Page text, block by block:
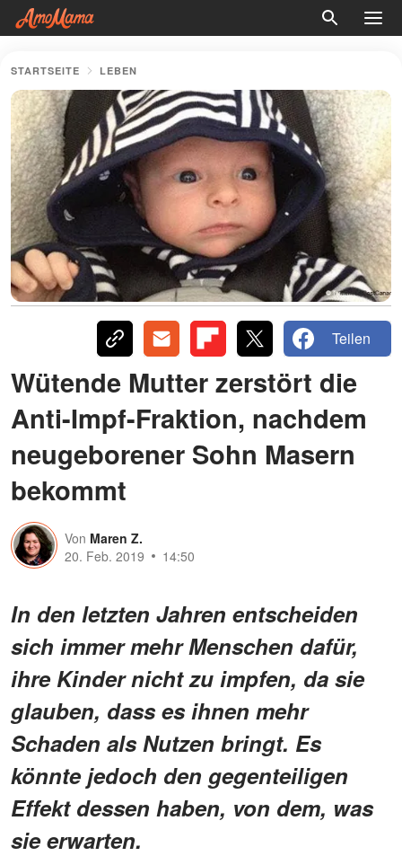
STARTSEITE LEBEN
Teilen
Wütende Mutter zerstört die
Anti-Impf-Fraktion, nachdem
neugeborener Sohn Masern
bekommt
Von Maren Z.
20. Feb. 2019
14:50
In den letzten Jahren entscheiden
sich immer mehr Menschen dafür,
ihre Kinder nicht zu impfen, da sie
glauben, dass es ihnen mehr
Schaden als Nutzen bringt. Es
könnte jedoch den gegenteiligen
Effekt dessen haben, von dem, was
sie erwarten.